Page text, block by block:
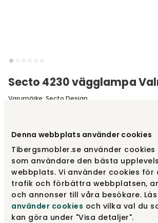
Denna webbplats använder cookies
Tibergsmobler.se använder
som användare den bästa
webbplats. Vi använder cookies för
trafik och förbättra webbplatsen,
och annonser till våra besökare.
använder cookies och vilka val du
kan göra under "Visa detaljer".
Secto 4230 vägglampa
Varumärke: Secto Design
Valnöt
Naturbjörk